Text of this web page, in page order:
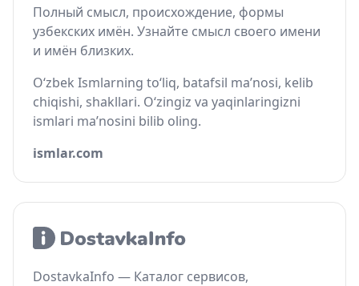
Полный смысл, происхождение, формы
узбекских имён. Узнайте смысл своего имени
и имён близких.
O‘zbek Ismlarning to‘liq, batafsil ma’nosi, kelib
chiqishi, shakllari. O‘zingiz va yaqinlaringizni
ismlari ma’nosini bilib oling.
ismlar.com
DostavkaInfo — Каталог сервисов,